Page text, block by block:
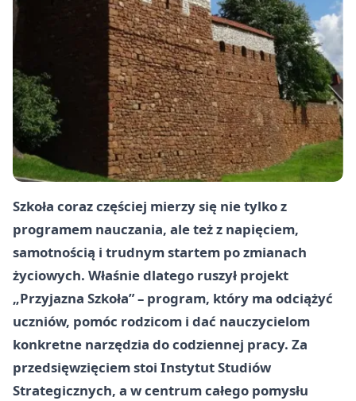
Szkoła coraz częściej mierzy się nie tylko z
programem nauczania, ale też z napięciem,
samotnością i trudnym startem po zmianach
życiowych. Właśnie dlatego ruszył projekt
„Przyjazna Szkoła” – program, który ma odciążyć
uczniów, pomóc rodzicom i dać nauczycielom
konkretne narzędzia do codziennej pracy. Za
przedsięwzięciem stoi Instytut Studiów
Strategicznych, a w centrum całego pomysłu